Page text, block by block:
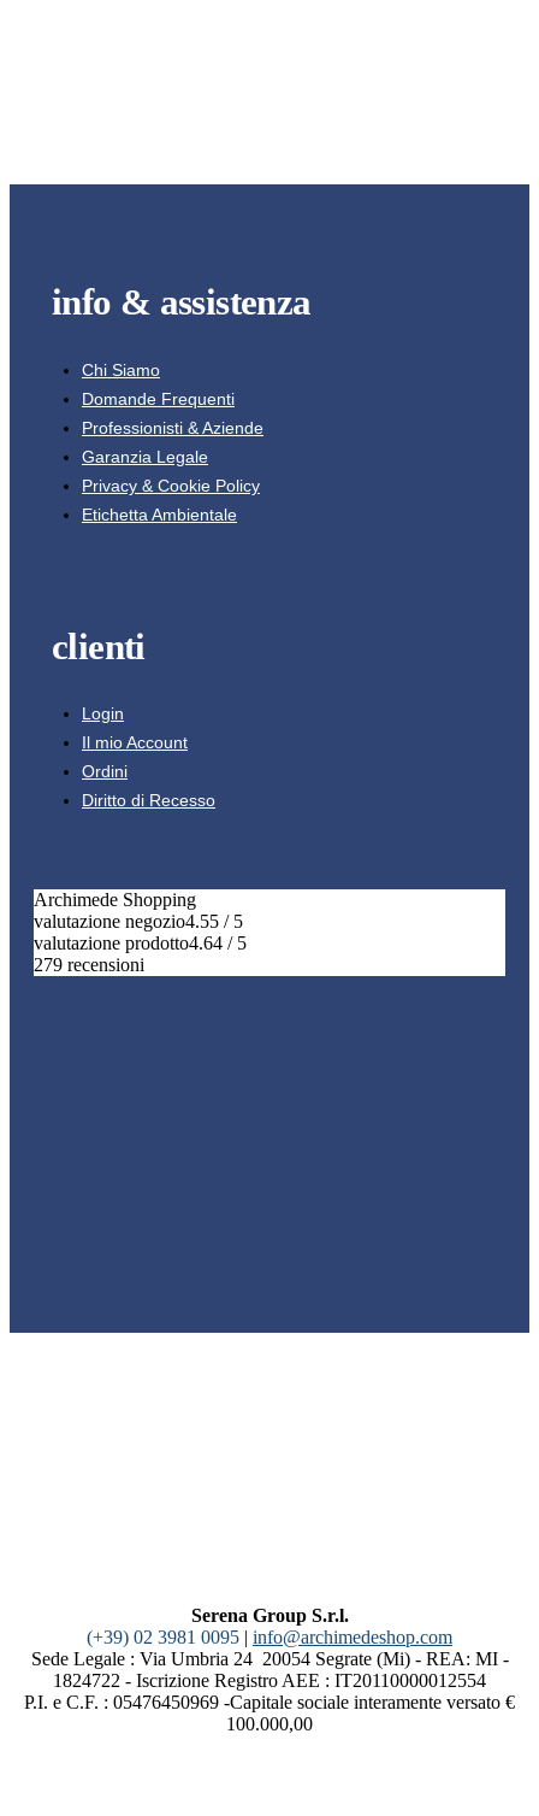
info & assistenza
Chi Siamo
Domande Frequenti
Professionisti & Aziende
Garanzia Legale
Privacy & Cookie Policy
Etichetta Ambientale
clienti
Login
Il mio Account
Ordini
Diritto di Recesso
Archimede Shopping
valutazione negozio4.55 / 5
valutazione prodotto4.64 / 5
279 recensioni
Serena Group S.r.l.
(+39) 02 3981 0095 | info@archimedeshop.com
Sede Legale : Via Umbria 24 20054 Segrate (Mi) - REA: MI -
1824722 - Iscrizione Registro AEE : IT20110000012554
P.I. e C.F. : 05476450969 -Capitale sociale interamente versato €
100.000,00